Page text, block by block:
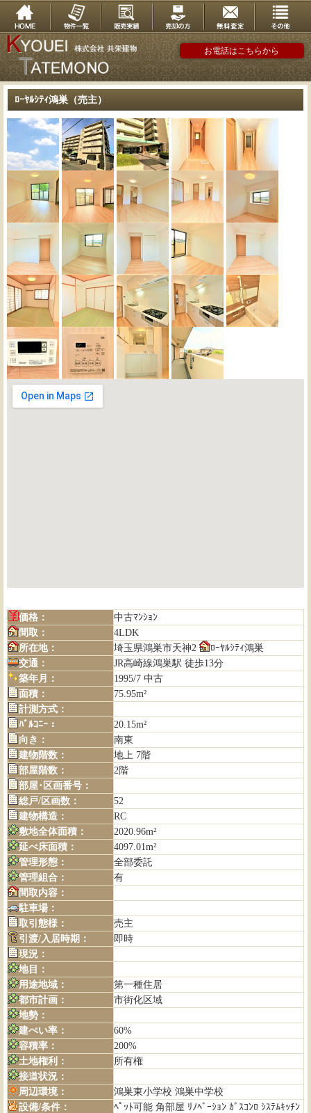
お電話はこちらから
ﾛｰﾔﾙｼﾃｨ鴻巣（売主）
価格：
中古ﾏﾝｼｮﾝ
間取：
4LDK
所在地：
埼玉県鴻巣市天神2
ﾛｰﾔﾙｼﾃｨ鴻巣
交通：
JR高崎線鴻巣駅 徒歩13分
築年月：
1995/7 中古
面積：
75.95m²
計測方式：
ﾊﾞﾙｺﾆｰ：
20.15m²
向き：
南東
建物階数：
地上 7階
部屋階数：
2階
部屋･区画番号：
総戸/区画数：
52
建物構造：
RC
敷地全体面積：
2020.96m²
延べ床面積：
4097.01m²
管理形態：
全部委託
管理組合：
有
間取内容：
駐車場：
取引態様：
売主
引渡/入居時期：
即時
現況：
地目：
用途地域：
第一種住居
都市計画：
市街化区域
地勢：
建ぺい率：
60%
容積率：
200%
土地権利：
所有権
接道状況：
周辺環境：
鴻巣東小学校 鴻巣中学校
設備/条件：
ﾍﾟｯﾄ可能 角部屋 ﾘﾉﾍﾞｰｼｮﾝ ｶﾞｽｺﾝﾛ ｼｽﾃﾑｷｯﾁﾝ